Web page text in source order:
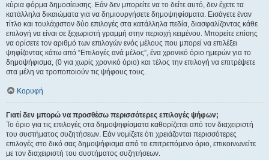
κύρια φόρμα δημοσίευσης. Εάν δεν μπορείτε να το δείτε αυτό, δεν έχετε τα
κατάλληλα δικαιώματα για να δημιουργήσετε δημοψηφίσματα. Εισάγετε έναν
τίτλο και τουλάχιστον δύο επιλογές στα κατάλληλα πεδία, διασφαλίζοντας κάθε
επιλογή να είναι σε ξεχωριστή γραμμή στην περιοχή κειμένου. Μπορείτε επίσης
να ορίσετε τον αριθμό των επιλογών ενός μέλους που μπορεί να επιλέξει
ψηφίζοντας κάτω από “Επιλογές ανά μέλος”, ένα χρονικό όριο ημερών για το
δημοψήφισμα, (0 για χωρίς χρονικό όριο) και τέλος την επιλογή να επιτρέψετε
στα μέλη να τροποποιούν τις ψήφους τους.
Κορυφή
Γιατί δεν μπορώ να προσθέσω περισσότερες επιλογές ψήφων;
Το όριο για τις επιλογές στα δημοψηφίσματα καθορίζεται από τον διαχειριστή
του συστήματος συζητήσεων. Εάν νομίζετε ότι χρειάζονται περισσότερες
επιλογές στο δικό σας δημοψήφισμα από το επιτρεπόμενο όριο, επικοινωνείτε
με τον διαχειριστή του συστήματος συζητήσεων.